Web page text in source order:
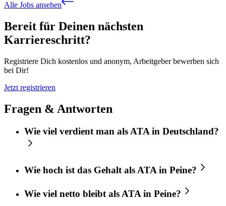
Alle Jobs ansehen
Bereit für Deinen nächsten
Karriereschritt?
Registriere Dich kostenlos und anonym, Arbeitgeber bewerben sich
bei Dir!
Jetzt registrieren
Fragen & Antworten
Wie viel verdient man als ATA in Deutschland?
Wie hoch ist das Gehalt als ATA in Peine?
Wie viel netto bleibt als ATA in Peine?